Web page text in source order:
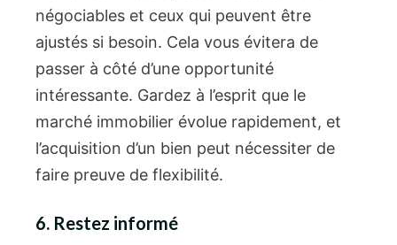
négociables et ceux qui peuvent être
ajustés si besoin. Cela vous évitera de
passer à côté d’une opportunité
intéressante. Gardez à l’esprit que le
marché immobilier évolue rapidement, et
l’acquisition d’un bien peut nécessiter de
faire preuve de flexibilité.
6. Restez informé